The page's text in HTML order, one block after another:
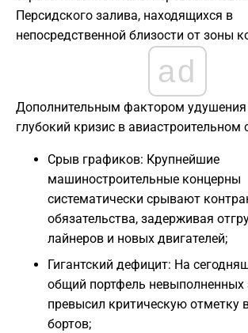
Персидского залива, находящихся в
непосредственной близости от зоны
ad
Дополнительным фактором удушения
глубокий кризис в авиастроительном
Срыв графиков: Крупнейшие
машиностроительные концерны
систематически срывают
обязательства, задерживая
лайнеров и новых двигателей;
Гигантский дефицит: На
общий портфель невыполненных
превысил критическую отметку
бортов;